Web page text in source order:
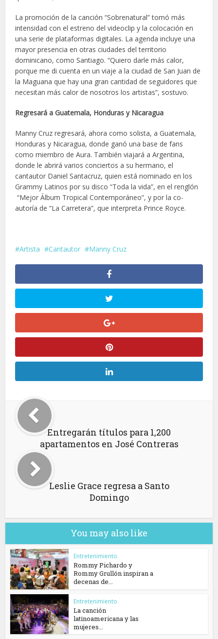
La promoción de la canción “Sobrenatural” tomó más
intensidad con el estreno del videoclip y la colocación en
una serie de plataformas digitales. La agenda incluye una
mayor presencia en otras ciudades del territorio
dominicano, como Santiago. “Quiero darle más calor,
porque me di cuenta en un viaje a la ciudad de San Juan de
la Maguana que hay una gran cantidad de seguidores que
necesitan más calor de nosotros los artistas”, sostuvo.
Regresará a Guatemala, Honduras y Nicaragua
Manny Cruz regresará, ahora como solista, a Guatemala,
Honduras y Nicaragua, donde ganó una base de fans
como miembro de Aura. También viajará a Argentina,
donde le abrirá varios conciertos a su hermano, el
cantautor Daniel Santacruz, quien está nominado en los
Grammy Latinos por su disco “Toda la vida”, en el renglón
“Mejor Álbum Tropical Contemporáneo”, y por la co-
autoría de “La Carretera”, que interpreta Prince Royce.
Artista Cantautor Manny Cruz
Entregarán títulos para 1,200
apartamentos en José Contreras
Leslie Grace regresa a Santo
Domingo
You may also like
Entretenimiento
Rommy Pichardo y
Rommy Grullón inspiran a
decenas de...
Entretenimiento
La canción
latinoamericana y las
mujeres...